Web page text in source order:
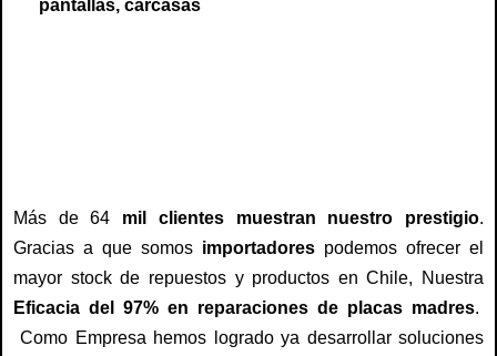
pantallas, carcasas
Más de 64 mil clientes muestran nuestro prestigio.
Gracias a que somos importadores podemos ofrecer el
mayor stock de repuestos y productos en Chile, Nuestra
Eficacia del 97% en reparaciones de placas madres.
Como Empresa hemos logrado ya desarrollar soluciones